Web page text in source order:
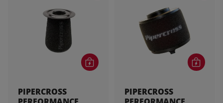
PIPERCROSS
PIPERCROSS